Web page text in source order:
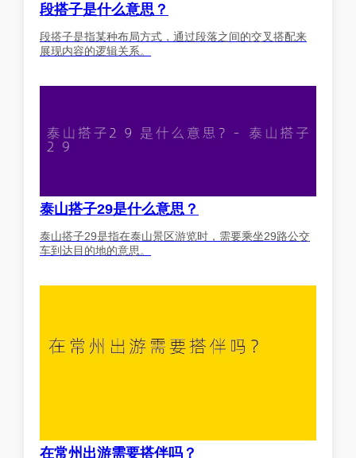
段搭子是什么意思？
段搭子是指某种布局方式，通过段落之间的交叉搭配来
展现内容的逻辑关系。
泰山搭子29是什么意思？
泰山搭子29是指在泰山景区游览时，需要乘坐29路公交
车到达目的地的意思。
在常州出游需要搭伴吗？